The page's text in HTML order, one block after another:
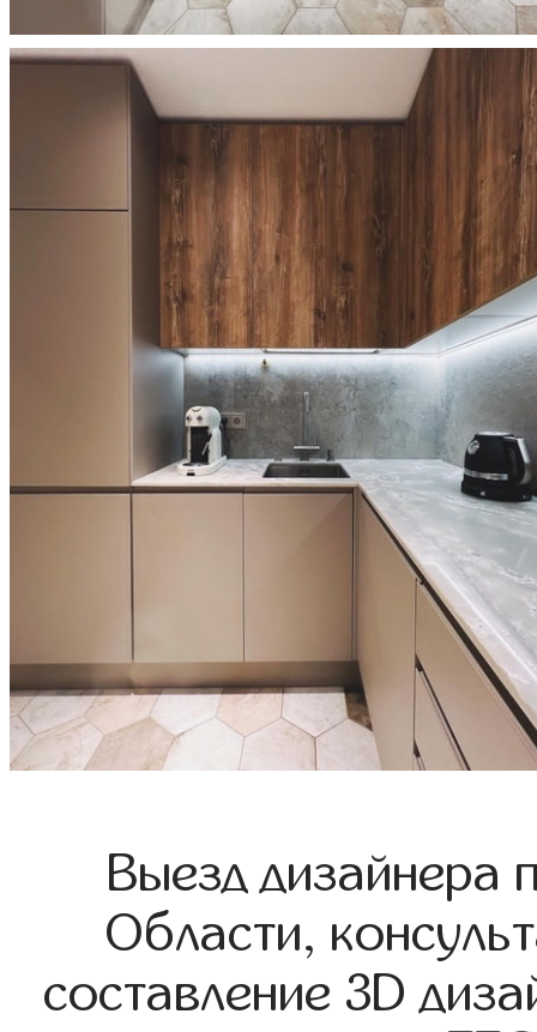
Выезд дизайнера
Области,
составление 3D